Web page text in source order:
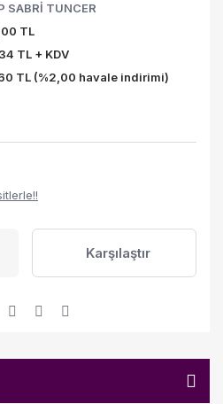
SABRİ TUNCER
TL
TL + KDV
TL (%2,00 havale indirimi)
Karşılaştır